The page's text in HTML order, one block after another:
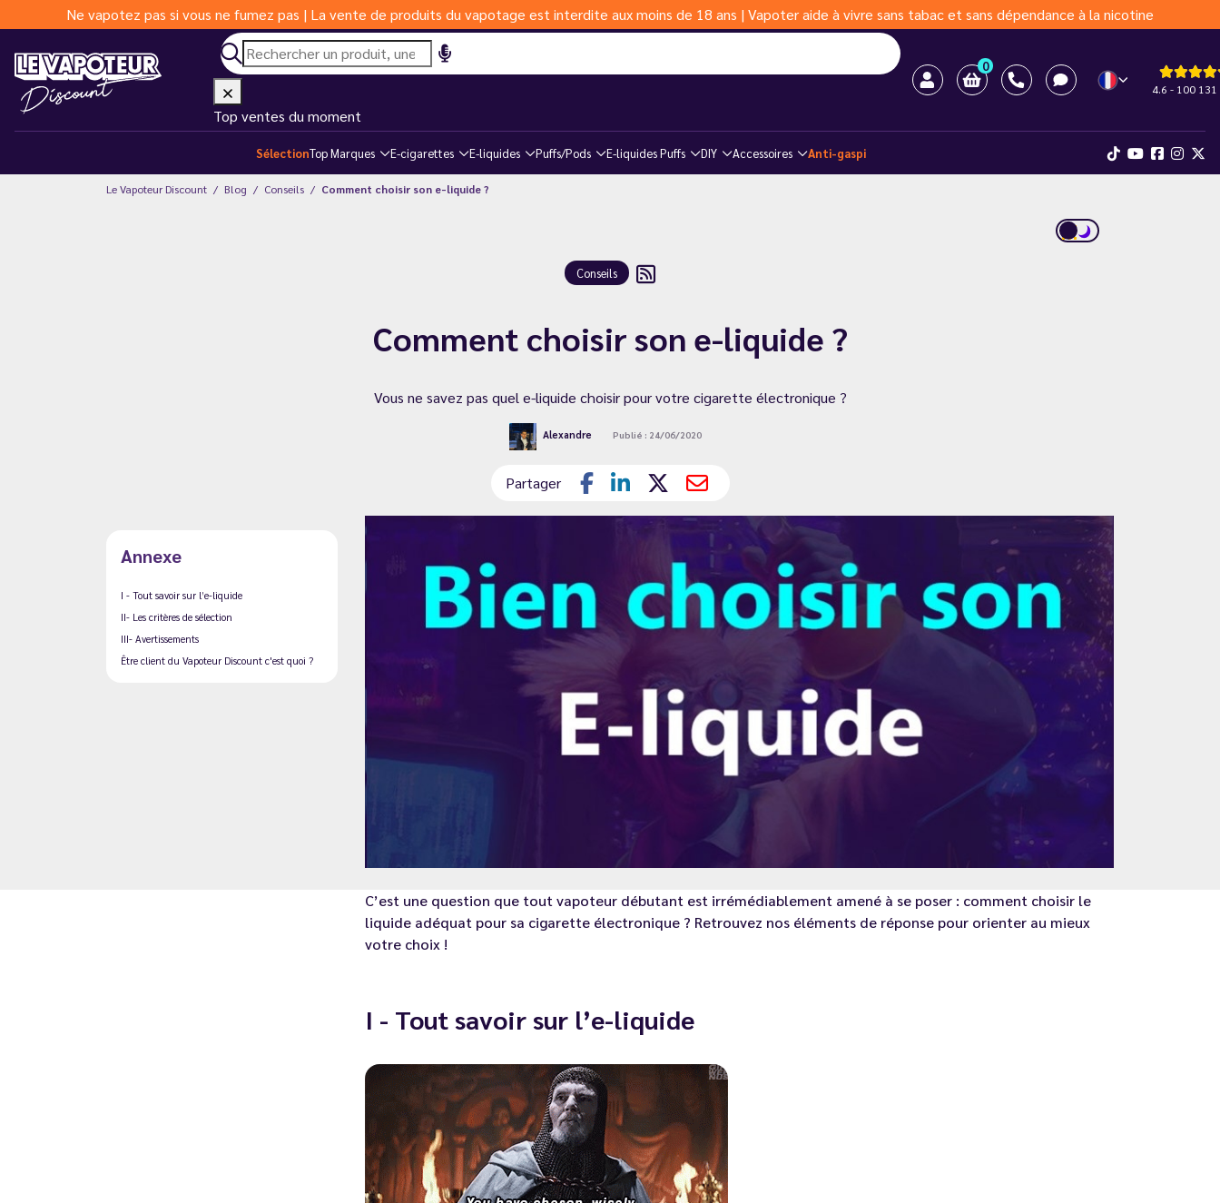
Ne vapotez pas si vous ne fumez pas | La vente de produits du vapotage est interdite aux moins de 18 ans | Vapoter aide à vivre sans tabac et sans dépendance à la nicotine
0
4.6 - 100 131
Top ventes du moment
SélectionTop Marques E-cigarettes E-liquides Puffs/Pods E-liquides Puffs DIY Accessoires Anti-gaspi
Le Vapoteur Discount Blog Conseils Comment choisir son e-liquide ?
Conseils
Comment choisir son e-liquide ?
Vous ne savez pas quel e-liquide choisir pour votre cigarette électronique ?
Alexandre Publié : 24/06/2020
Partager
Annexe
I - Tout savoir sur l’e-liquide
II- Les critères de sélection
III- Avertissements
Être client du Vapoteur Discount c'est quoi ?
C’est une question que tout vapoteur débutant est irrémédiablement amené à se poser : comment choisir le
liquide adéquat pour sa cigarette électronique ? Retrouvez nos éléments de réponse pour orienter au mieux
votre choix !
I - Tout savoir sur l’e-liquide